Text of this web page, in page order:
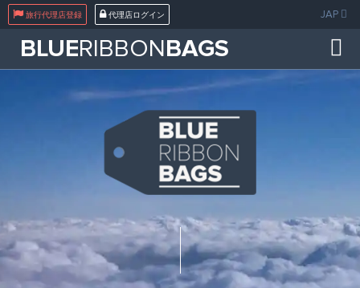
旅行代理店登録 代理店ログイン JAP
BLUERIBBONBAGS